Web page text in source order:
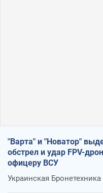
"Варта" и "Новатор"
обстрел и удар FPV-
офицеру ВСУ
Украинская Бронетехника